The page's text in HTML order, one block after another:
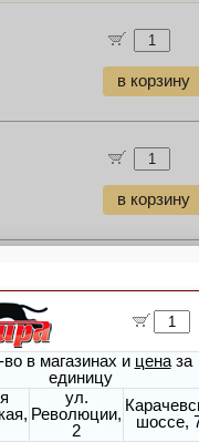
в корзину
в корзину
в корзину